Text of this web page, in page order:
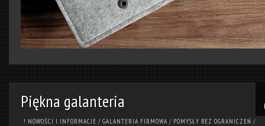
Piękna galanteria
! NOWOŚCI I INFORMACJE / GALANTERIA FIRMOWA / POMYSŁY BEZ OGRANICZEŃ /